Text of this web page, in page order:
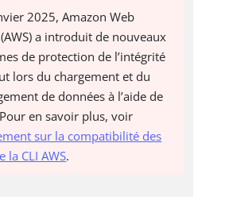
2025, Amazon Web
a introduit de nouveaux
de protection de l’intégrité
lors du chargement et du
de données à l’aide de
Pour en savoir plus, voir
sur la compatibilité des
la CLI AWS.